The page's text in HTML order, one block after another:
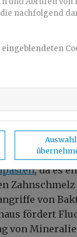
und nicht
die
oder
Oberflächen
Rücksprache
Fehlen von
verkauft
, da es
von
fördert
von
nachfolgend
Auswahl